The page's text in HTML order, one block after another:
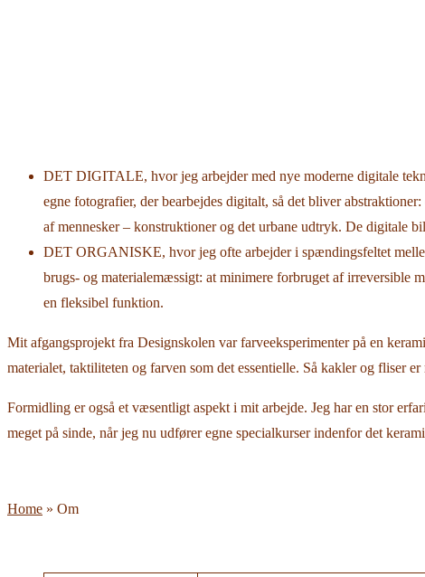
DET DIGITALE, hvor jeg arbejder med nye moderne digitale
egne fotografier, der bearbejdes digitalt, så det bliver
af mennesker – konstruktioner og det urbane udtryk. De digitale
DET ORGANISKE, hvor jeg ofte arbejder i spændingsfeltet
brugs- og materialemæssigt: at minimere forbruget af irreversible
en fleksibel funktion.
Mit afgangsprojekt fra Designskolen var farveeksperimenter på en
materialet, taktiliteten og farven som det essentielle. Så kakler og fliser
Formidling er også et væsentligt aspekt i mit arbejde. Jeg har en stor
meget på sinde, når jeg nu udfører egne specialkurser indenfor det
Home » Om